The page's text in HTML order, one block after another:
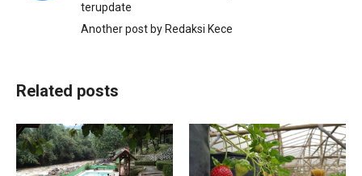
terupdate
Another post by Redaksi Kece
Related posts